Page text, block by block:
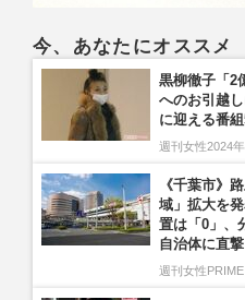
今、あなたにオススメ
黒柳徹子「2
へのお引越
に迎える番
週刊女性2024
《千葉市》
域」拡大を
置は「0」、
自治体に直撃
週刊女性PRIME